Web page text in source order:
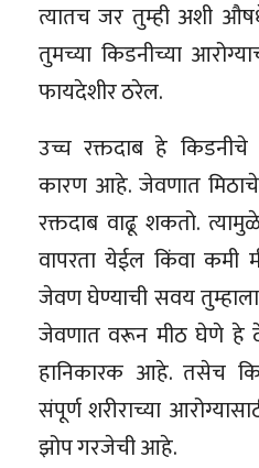
त्यातच जर तुम्ही अशी
तुमच्या किडनीच्या
फायदेशीर ठरेल.
उच्च रक्तदाब हे
कारण आहे. जेवणात
रक्तदाब वाढू शकतो.
वापरता येईल किंवा
जेवण घेण्याची सवय
जेवणात वरून मीठ घेणे हे
हानिकारक आहे. तसेच
संपूर्ण शरीराच्या
झोप गरजेची आहे.